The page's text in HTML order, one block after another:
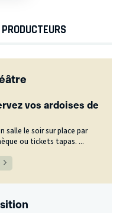
vos ardoises de
salle le soir sur place par
ou tickets tapas. ...